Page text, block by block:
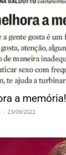
a memória!
- 23/09/2022